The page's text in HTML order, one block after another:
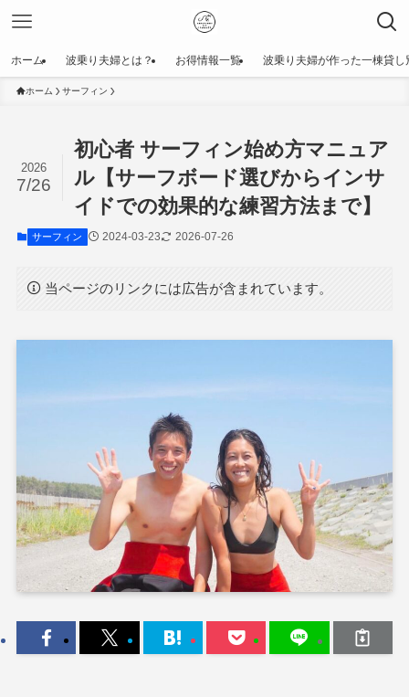
ホーム 波乗り夫婦とは？ お得情報一覧 波乗り夫婦が作った一棟貸
ホーム サーフィン
初心者 サーフィン始め方マニュア
ル【サーフボード選びからインサ
イドでの効果的な練習方法まで】
2026
7/26
サーフィン 2024-03-23 2026-07-26
当ページのリンクには広告が含まれています。